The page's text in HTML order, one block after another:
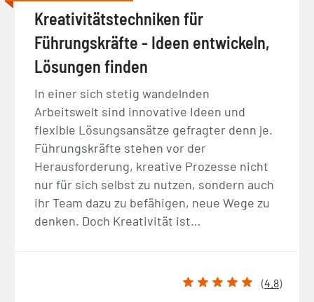
Kreativitätstechniken für
Führungskräfte - Ideen entwickeln,
Lösungen finden
In einer sich stetig wandelnden
Arbeitswelt sind innovative Ideen und
flexible Lösungsansätze gefragter denn je.
Führungskräfte stehen vor der
Herausforderung, kreative Prozesse nicht
nur für sich selbst zu nutzen, sondern auch
ihr Team dazu zu befähigen, neue Wege zu
denken. Doch Kreativität ist…
(4.8)